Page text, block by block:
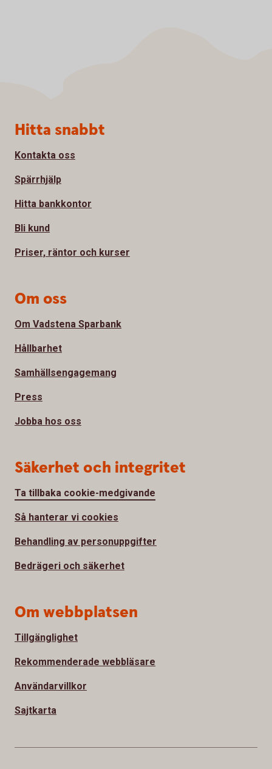
Sidfot
Hitta snabbt
Kontakta oss
Spärrhjälp
Hitta bankkontor
Bli kund
Priser, räntor och kurser
Om oss
Om Vadstena Sparbank
Hållbarhet
Samhällsengagemang
Press
Jobba hos oss
Säkerhet och integritet
Ta tillbaka cookie-medgivande
Så hanterar vi cookies
Behandling av personuppgifter
Bedrägeri och säkerhet
Om webbplatsen
Tillgänglighet
Rekommenderade webbläsare
Användarvillkor
Sajtkarta